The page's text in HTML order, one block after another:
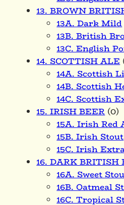
13. BROWN
13A. Dark Mild
13B. British
13C. English
14. SCOTTISH ALE
14A. Scottish
14B. Scottish
14C. Scottish
15. IRISH BEER(0)
15A. Irish Red
15B. Irish Stout
15C. Irish
16. DARK BRITISH
16A. Sweet
16B. Oatmeal
16C. Tropical